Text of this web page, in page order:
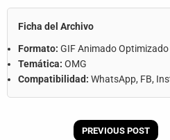
Ficha del Archivo
Formato: GIF Animado Optimizado
Temática: OMG
Compatibilidad: WhatsApp, FB,
PREVIOUS POST